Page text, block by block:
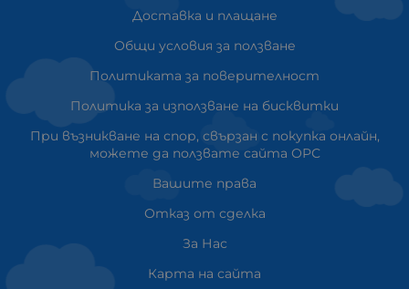
Доставка и плащане
Общи условия за ползване
Политиката за поверителност
Политика за използване на бисквитки
При възникване на спор, свързан с покупка онлайн,
можете да ползвате сайта ОРС
Вашите права
Отказ от сделка
За Нас
Карта на сайта